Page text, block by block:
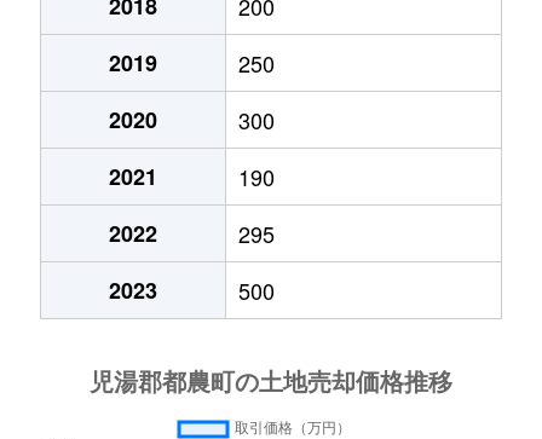
2019
250
2020
300
2021
190
2022
295
2023
500